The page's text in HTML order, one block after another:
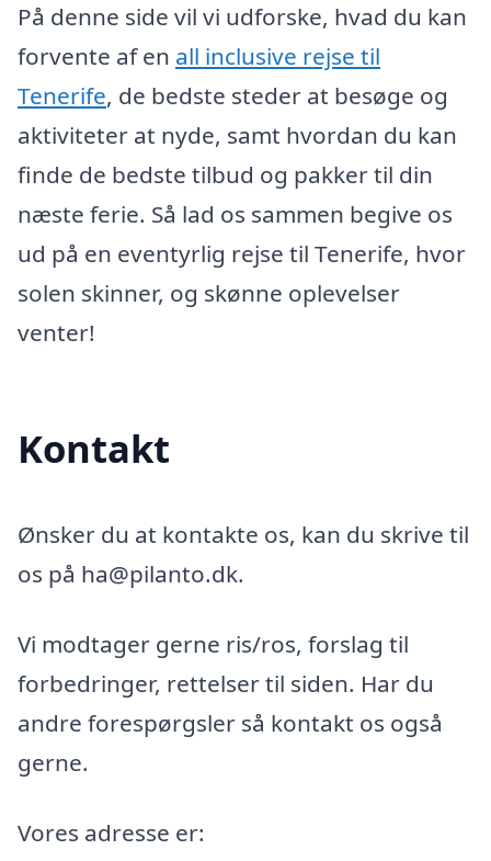
På denne side vil vi udforske, hvad du kan
forvente af en all inclusive rejse til
Tenerife, de bedste steder at besøge og
aktiviteter at nyde, samt hvordan du kan
finde de bedste tilbud og pakker til din
næste ferie. Så lad os sammen begive os
ud på en eventyrlig rejse til Tenerife, hvor
solen skinner, og skønne oplevelser
venter!
Kontakt
Ønsker du at kontakte os, kan du skrive til
os på ha@pilanto.dk.
Vi modtager gerne ris/ros, forslag til
forbedringer, rettelser til siden. Har du
andre forespørgsler så kontakt os også
gerne.
Vores adresse er: